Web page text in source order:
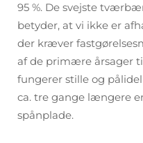
95 %. De svejste
betyder, at vi ikke er
der kræver
af de primære årsager
fungerer stille og
ca. tre gange længere
spånplade.